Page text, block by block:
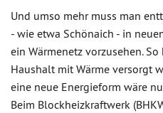
Und umso mehr muss man
- wie etwa Schönaich - in
ein Wärmenetz vorzusehen.
Haushalt mit Wärme versorgt
eine neue Energieform wäre
Beim Blockheizkraftwerk